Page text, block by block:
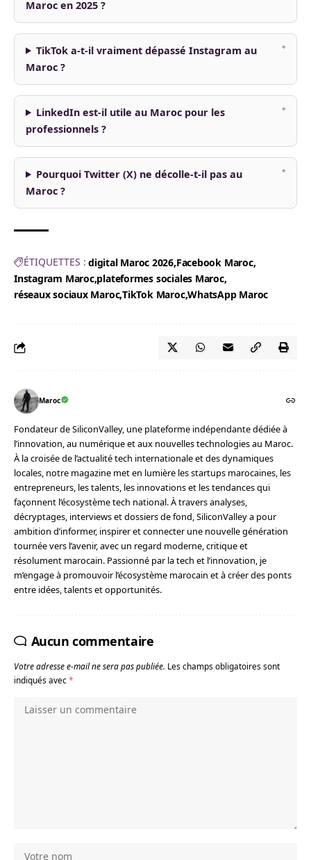
Maroc en 2025 ?
TikTok a-t-il vraiment dépassé Instagram au
Maroc ?
LinkedIn est-il utile au Maroc pour les
professionnels ?
Pourquoi Twitter (X) ne décolle-t-il pas au
Maroc ?
ÉTIQUETTES : digital Maroc 2026 Facebook Maroc
Instagram Maroc plateformes sociales Maroc
réseaux sociaux MarocTikTok MarocWhatsApp Maroc
Maroc
Fondateur de SiliconValley, une plateforme indépendante dédiée à
l’innovation, au numérique et aux nouvelles technologies au Maroc.
À la croisée de l’actualité tech internationale et des dynamiques
locales, notre magazine met en lumière les startups marocaines, les
entrepreneurs, les talents, les innovations et les tendances qui
façonnent l’écosystème tech national. À travers analyses,
décryptages, interviews et dossiers de fond, SiliconValley a pour
ambition d’informer, inspirer et connecter une nouvelle génération
tournée vers l’avenir, avec un regard moderne, critique et
résolument marocain. Passionné par la tech et l’innovation, je
m’engage à promouvoir l’écosystème marocain et à créer des ponts
entre idées, talents et opportunités.
Aucun commentaire
Votre adresse e-mail ne sera pas publiée. Les champs obligatoires sont
indiqués avec*